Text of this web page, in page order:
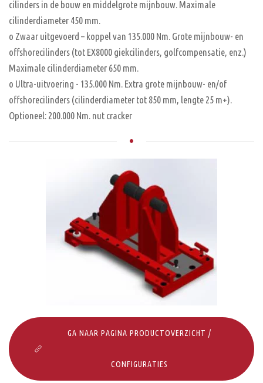
cilinders in de bouw en middelgrote mijnbouw. ​​Maximale
cilinderdiameter 450 mm.
o Zwaar uitgevoerd – koppel van 135.000 Nm. Grote mijnbouw- en
offshorecilinders (tot EX8000 giekcilinders, golfcompensatie, enz.)
Maximale cilinderdiameter 650 mm.
o Ultra-uitvoering - 135.000 Nm. Extra grote mijnbouw- en/of
offshorecilinders (cilinderdiameter tot 850 mm, lengte 25 m+).
Optioneel: 200.000 Nm. nut cracker
GA NAAR PAGINA PRODUCTOVERZICHT /
CONFIGURATIES